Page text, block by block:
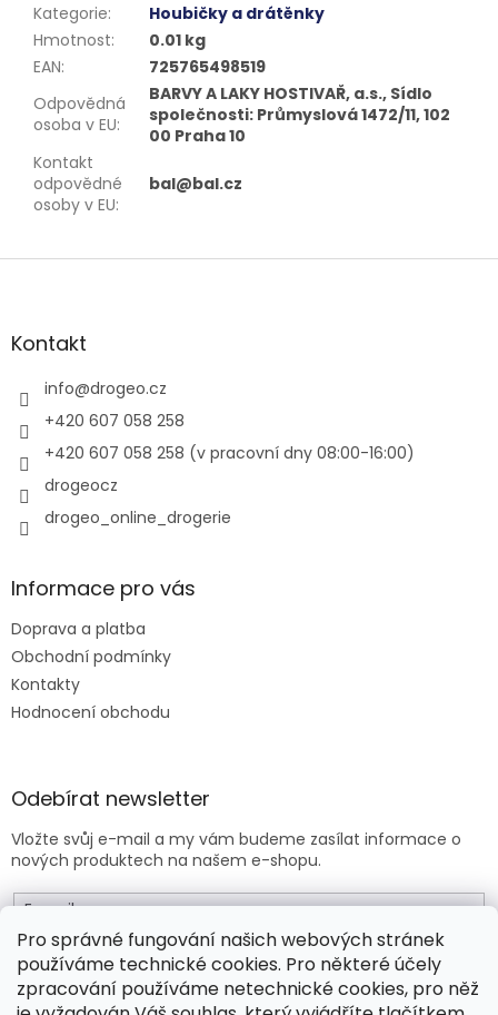
Pro správné fungování našich webových stránek
používáme technické cookies. Pro některé účely
zpracování používáme netechnické cookies, pro něž
Kategorie:
Houbičky a drátěnky
Hmotnost:
0.01 kg
EAN:
725765498519
Odpovědná
osoba v EU:
BARVY A LAKY HOSTIVAŘ, a.s., Sídlo
společnosti: Průmyslová 1472/11, 102
00 Praha 10
Kontakt
odpovědné
osoby v EU:
bal@bal.cz
Z
aKontakt
info@drogeo.cz
+420 607 058 258
+420 607 058 258 (v pracovní dny 08:00-16:00)
drogeocz
drogeo_online_drogerie
Informace pro vás
Doprava a platba
Obchodní podmínky
Kontakty
Hodnocení obchodu
Odebírat newsletter
Vložte svůj e-mail a my vám budeme zasílat informace o
nových produktech na našem e-shopu.
E-mail
Vložením e-mailu souhlasíte sobchodními podmínkami .